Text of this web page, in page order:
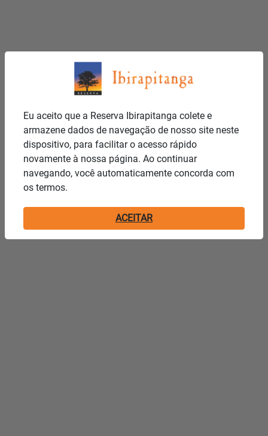
Eu aceito que a Reserva Ibirapitanga colete e
armazene dados de navegação de nosso site neste
dispositivo, para facilitar o acesso rápido
novamente à nossa página. Ao continuar
navegando, você automaticamente concorda com
os termos.
ACEITAR